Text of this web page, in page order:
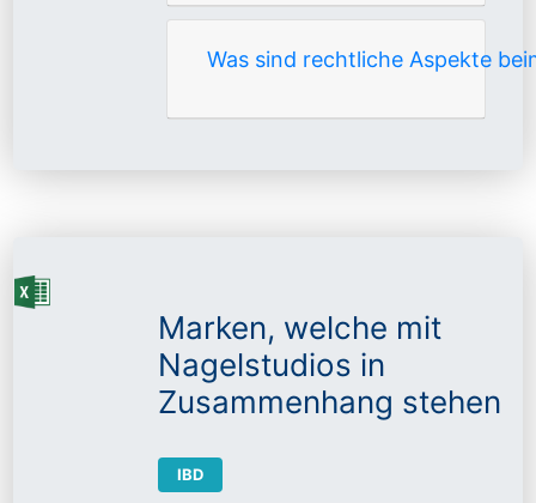
Was sind rechtliche Aspekte
Marken, welche mit
Nagelstudios in
Zusammenhang stehen
IBD